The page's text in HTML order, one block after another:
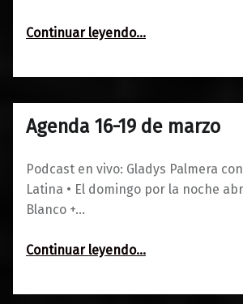
Continuar leyendo…
Agenda 16-19 de marzo
Podcast en vivo: Gladys Palmera
Latina • El domingo por la noche
Blanco +…
Continuar leyendo…
13/03/20230
Maravillas